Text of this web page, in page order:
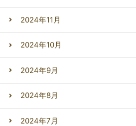
2024年11月
2024年10月
2024年9月
2024年8月
2024年7月